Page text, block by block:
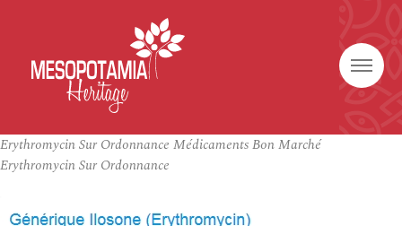
Erythromycin Sur Ordonnance Médicaments Bon Marché
Erythromycin Sur Ordonnance